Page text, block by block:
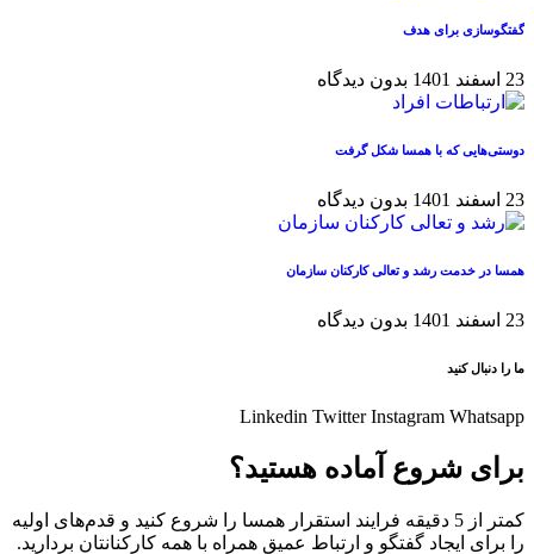
گفتگوسازی برای هدف
23 اسفند 1401 بدون دیدگاه
دوستی‌هایی که با همسا شکل گرفت
23 اسفند 1401 بدون دیدگاه
همسا در خدمت رشد و تعالی کارکنان سازمان
23 اسفند 1401 بدون دیدگاه
ما را دنبال کنید
Linkedin Twitter Instagram Whatsapp
برای شروع آماده هستید؟
کمتر از 5 دقیقه فرایند استقرار همسا را شروع کنید و قدم‌های اولیه
را برای ایجاد گفتگو و ارتباط عمیق همراه با همه کارکنانتان بردارید.